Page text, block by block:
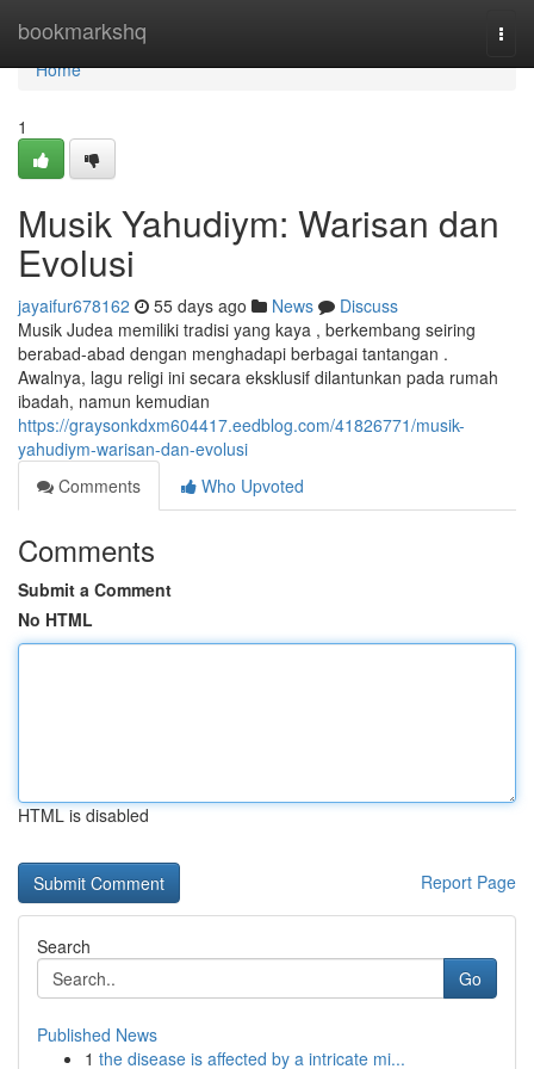
bookmarkshq
Home
Home
1
Musik Yahudiym: Warisan dan
Evolusi
jayaifur678162 55 days ago News
Discuss
Musik Judea memiliki tradisi yang kaya , berkembang seiring
berabad-abad dengan menghadapi berbagai tantangan .
Awalnya, lagu religi ini secara eksklusif dilantunkan pada rumah
ibadah, namun kemudian
https://graysonkdxm604417.eedblog.com/41826771/musik-
yahudiym-warisan-dan-evolusi
Comments
Who Upvoted
Comments
Submit a Comment
No HTML
HTML is disabled
Report Page
Search
Go
Published News
1 the disease is affected by a intricate mi...